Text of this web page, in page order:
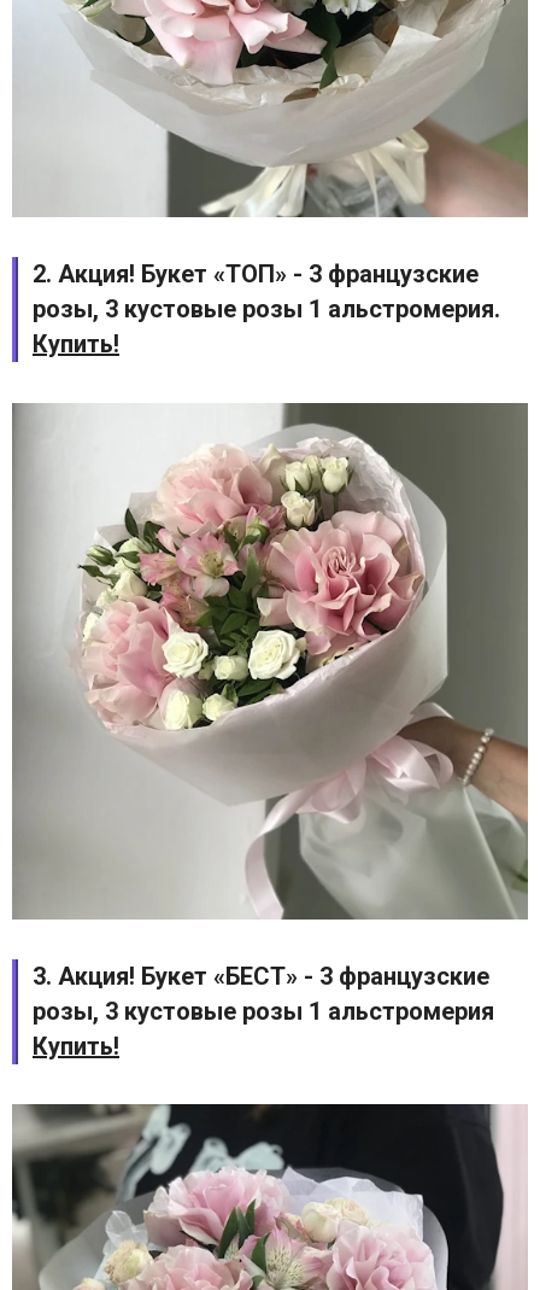
2. Акция! Букет «ТОП» - 3 французские
розы, 3 кустовые розы 1 альстромерия.
Купить!
3. Акция! Букет «БЕСТ» - 3 французские
розы, 3 кустовые розы 1 альстромерия
Купить!